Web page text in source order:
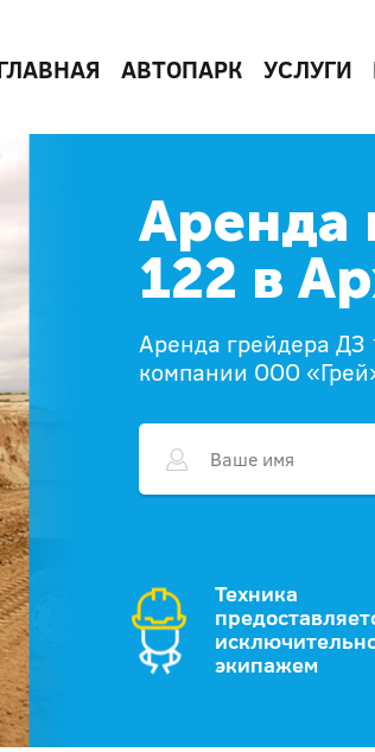
АВТОПАРК УСЛУГИ
Аренда
122 в
Аренда грейдера ДЗ
компании ООО
Техника
экипажем